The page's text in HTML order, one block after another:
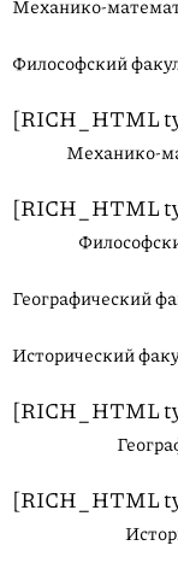
Механико-
Философский
[RICH_HTML
Механико-
[RICH_HTML
Географический
Исторический
[RICH_HTML
[RICH_HTML